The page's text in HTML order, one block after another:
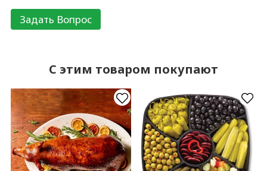
C этим товаром покупают